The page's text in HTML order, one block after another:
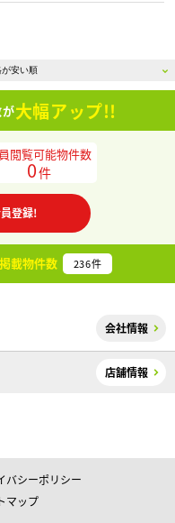
大幅アップ!!
閲覧可能物件数
0件
登録!
載物件数 236件
会社情報
店舗情報
バシーポリシー
マップ